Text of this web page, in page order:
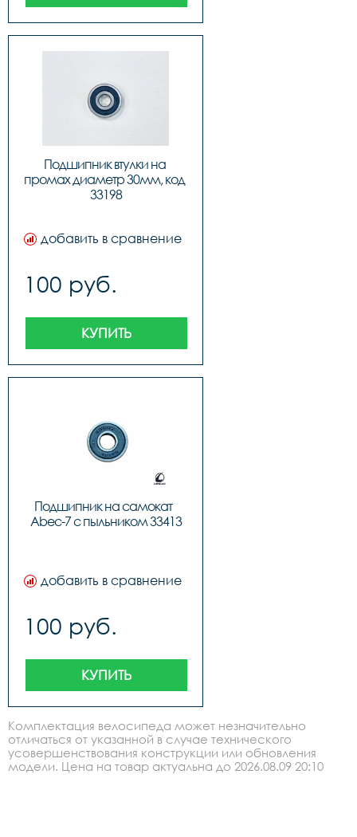
Подшипник втулки на
промах диаметр 30мм, код
33198
добавить в сравнение
100 руб.
КУПИТЬ
Подшипник на самокат
Abec-7 с пыльником 33413
добавить в сравнение
100 руб.
КУПИТЬ
Комплектация велосипеда может незначительно
отличаться от указанной в случае технического
усовершенствования конструкции или обновления
модели. Цена на товар актуальна до 2026.08.09 20:10